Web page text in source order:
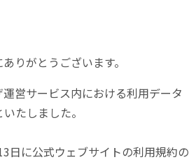
りがとうございます。
営サービス内における利用データ
たしました。
日に公式ウェブサイトの利用規約の